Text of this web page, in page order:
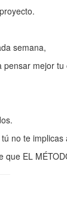
semana,
pensar mejor tu
no te implicas
EL